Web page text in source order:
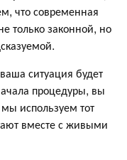
что современная
только законной, но
ситуация будет
процедуры, вы
используем тот
вместе с живыми